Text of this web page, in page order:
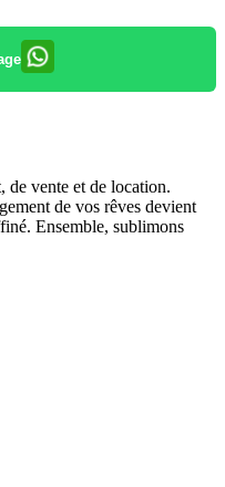
de vente et de location.
de vos rêves devient
Ensemble, sublimons